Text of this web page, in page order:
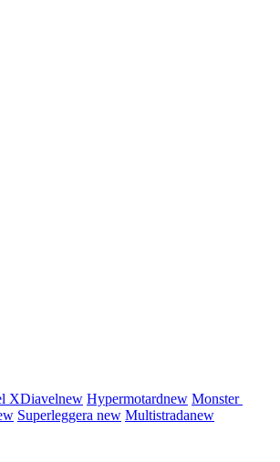
XDiavelnew Hypermotardnew Monster
Superleggera new Multistradanew